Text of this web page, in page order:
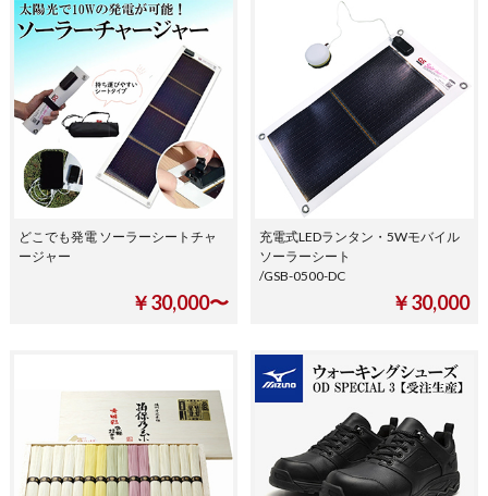
どこでも発電 ソーラーシートチャ
ージャー
￥30,000〜
充電式LEDランタン・5Wモバイル
ソーラーシート
/GSB-0500-DC
￥30,000